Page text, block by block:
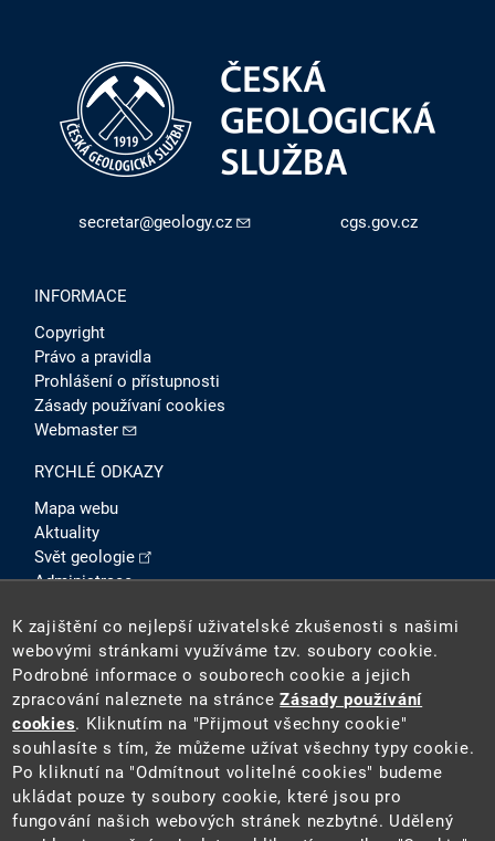
secretar@geology.cz cgs.gov.cz
INFORMACE
Copyright
Právo a pravidla
Prohlášení o přístupnosti
Zásady používaní cookies
Webmaster
RYCHLÉ ODKAZY
Mapa webu
Aktuality
Svět geologie
Administrace
SOCIÁLNÍ SÍTĚ
2026 ©Česká geologická služba(ČGS). ČGS je státní
K zajištění co nejlepší uživatelské zkušenosti s našimi
webovými stránkami využíváme tzv. soubory cookie.
Podrobné informace o souborech cookie a jejich
zpracování naleznete na stránceZásady používání
cookies. Kliknutím na "Přijmout všechny cookie"
souhlasíte s tím, že můžeme užívat všechny typy cookie.
Po kliknutí na "Odmítnout volitelné cookies" budeme
ukládat pouze ty soubory cookie, které jsou pro
fungování našich webových stránek nezbytné. Udělený